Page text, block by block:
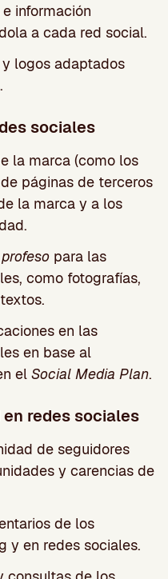
información
a cada red social.
logos adaptados
sociales
la marca (como los
páginas de terceros
la marca y a los
para las
como fotografías,
en las
en base al
el Social Media Plan.
redes sociales
de seguidores
y carencias de
de los
y en redes sociales.